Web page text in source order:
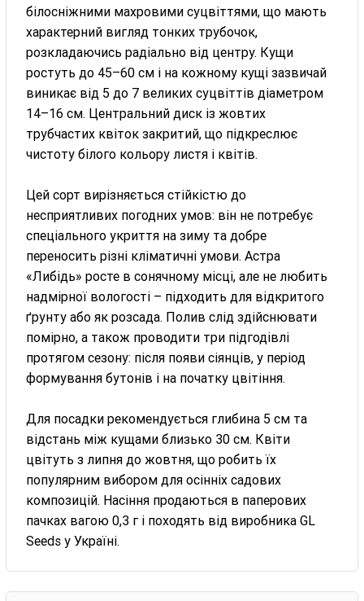
білосніжними махровими суцвіттями, що мають
характерний вигляд тонких трубочок,
розкладаючись радіально від центру. Кущи
ростуть до 45–60 см і на кожному кущі зазвичай
виникає від 5 до 7 великих суцвіттів діаметром
14–16 см. Центральний диск із жовтих
трубчастих квіток закритий, що підкреслює
чистоту білого кольору листя і квітів.
Цей сорт вирізняється стійкістю до
несприятливих погодних умов: він не потребує
спеціального укриття на зиму та добре
переносить різні кліматичні умови. Астра
«Либідь» росте в сонячному місці, але не любить
надмірної вологості – підходить для відкритого
ґрунту або як розсада. Полив слід здійснювати
помірно, а також проводити три підгодівлі
протягом сезону: після появи сіянців, у період
формування бутонів і на початку цвітіння.
Для посадки рекомендується глибина 5 см та
відстань між кущами близько 30 см. Квіти
цвітуть з липня до жовтня, що робить їх
популярним вибором для осінніх садових
композицій. Насіння продаються в паперових
пачках вагою 0,3 г і походять від виробника GL
Seeds у Україні.